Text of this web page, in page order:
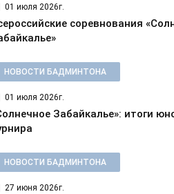
01 июля 2026г.
соревнования
НОВОСТИ БАДМИНТОНА
01 июля 2026г.
Забайкалье»: итоги
НОВОСТИ БАДМИНТОНА
27 июня 2026г.